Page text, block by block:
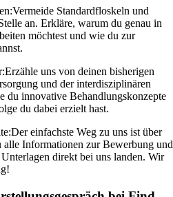
Vermeide Standardfloskeln und
an. Erkläre, warum du genau in
möchtest und wie du zur
Erzähle uns von deinen bisherigen
und der interdisziplinären
du innovative Behandlungskonzepte
du dabei erzielt hast.
Der einfachste Weg zu uns ist über
alle Informationen zur Bewerbung und
direkt bei uns landen. Wir